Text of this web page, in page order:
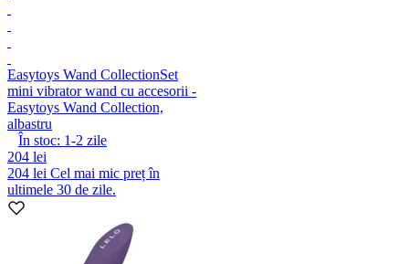
Easytoys Wand CollectionSet
mini vibrator wand cu accesorii -
Easytoys Wand Collection,
albastru
În stoc: 1-2 zile
204 lei
204 lei Cel mai mic preț în
ultimele 30 de zile.